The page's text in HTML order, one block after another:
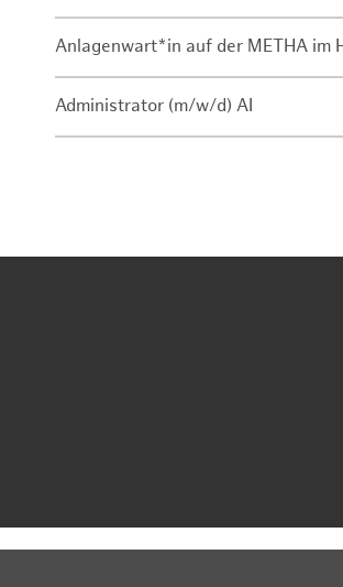
Anlagenwart*in auf der METHA im
Administrator (m/w/d) AI